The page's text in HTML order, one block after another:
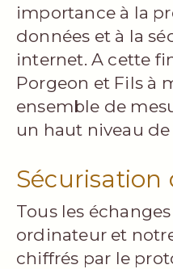
importance à la
données et à la
internet. A cette
Porgeon et Fils à
ensemble de
un haut niveau
Sécurisation
Tous les
ordinateur et
chiffrés par le